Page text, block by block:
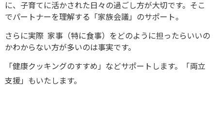
に、子育てに活かされた日々の過ごし方が大切です。そこ
でパートナーを理解する「家族会議」のサポート。
さらに実際 家事（特に食事）をどのように担ったらいいの
かわからない方が多いのは事実です。
「健康クッキングのすすめ」などサポートします。「両立
支援」もいたします。